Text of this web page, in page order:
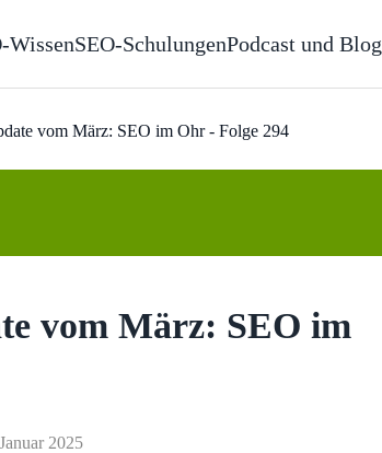
WissenSEO-SchulungenPodcast und Blog
vom März: SEO im Ohr - Folge 294
vom März: SEO im
2025